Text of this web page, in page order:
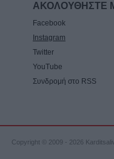
ΑΚΟΛΟΥΘΗΣΤΕ
Facebook
Instagram
Twitter
YouTube
Συνδρομή στο RSS
Copyright © 2009 - 2026